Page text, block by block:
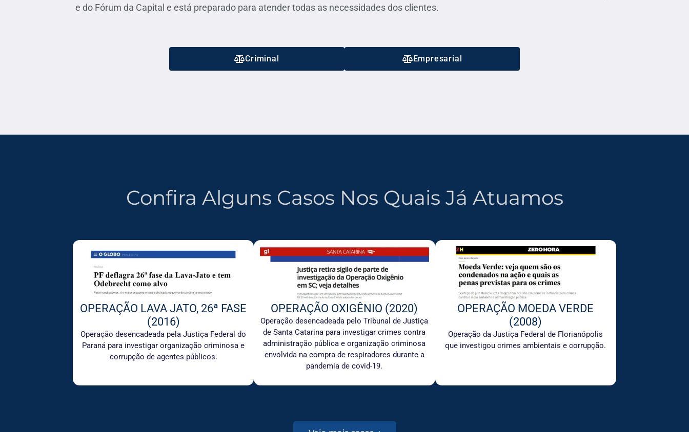
e do Fórum da Capital e está preparado para atender todas as necessidades dos clientes.
Criminal Empresarial
Confira Alguns Casos Nos Quais Já Atuamos
OPERAÇÃO LAVA JATO, 26ª FASE
(2016)
Operação desencadeada pela Justiça Federal do
Paraná para investigar organização criminosa e
corrupção de agentes públicos.
OPERAÇÃO OXIGÊNIO (2020)
Operação desencadeada pelo Tribunal de Justiça
de Santa Catarina para investigar crimes contra
administração pública e organização criminosa
envolvida na compra de respiradores durante a
pandemia de covid-19.
OPERAÇÃO MOEDA VERDE
(2008)
Operação da Justiça Federal de Florianópolis
que investigou crimes ambientais e corrupção.